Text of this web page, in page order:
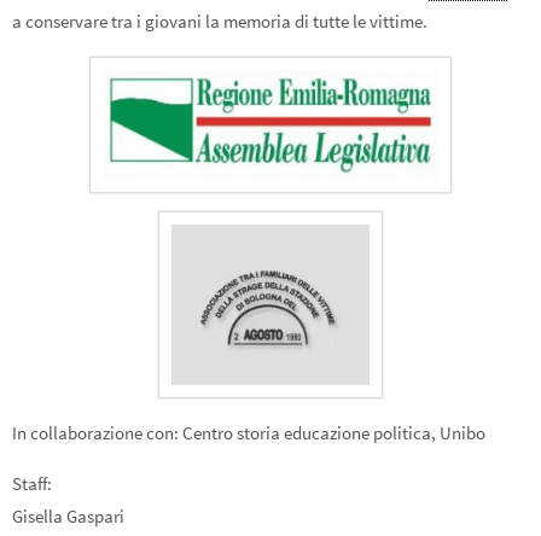
a conservare tra i giovani la memoria di tutte le vittime.
In collaborazione con: Centro storia educazione politica, Unibo
Staff:
Gisella Gaspari